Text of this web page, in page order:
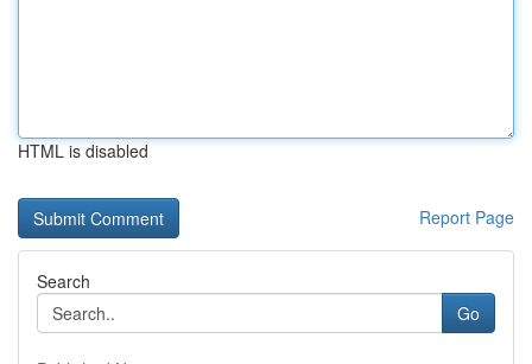
HTML is disabled
Report Page
Search
Go